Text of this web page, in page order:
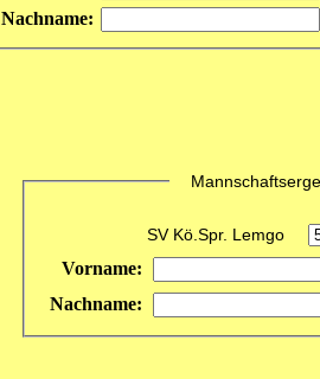
Nachname:
SV Kö.Spr. Lemgo
Vorname:
Nachname: